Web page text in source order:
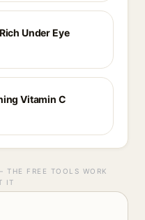
Under Eye
Vitamin C
THE FREE TOOLS WORK
IT